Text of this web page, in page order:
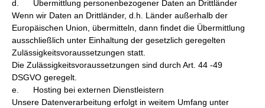
d. Übermittlung personenbezogener Daten an Drittländer
Wenn wir Daten an Drittländer, d.h. Länder außerhalb der
Europäischen Union, übermitteln, dann findet die Übermittlung
ausschließlich unter Einhaltung der gesetzlich geregelten
Zulässigkeitsvoraussetzungen statt.
Die Zulässigkeitsvoraussetzungen sind durch Art. 44 -49
DSGVO geregelt.
e. Hosting bei externen Dienstleistern
Unsere Datenverarbeitung erfolgt in weitem Umfang unter